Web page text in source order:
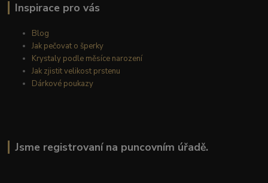
Inspirace pro vás
Blog
Jak pečovat o šperky
Krystaly podle měsíce narození
Jak zjistit velikost prstenu
Dárkové poukazy
Jsme registrovaní na puncovním úřadě.